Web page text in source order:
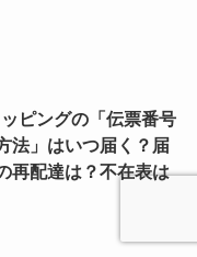
ピングの「伝票番号
法」はいつ届く？届
再配達は？不在表は